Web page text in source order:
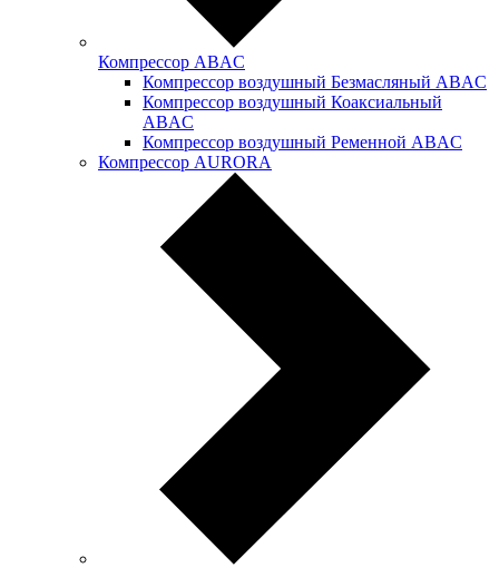
Компрессор ABAC
Компрессор воздушный Безмасляный ABAC
Компрессор воздушный Коаксиальный
ABAC
Компрессор воздушный Ременной ABAC
Компрессор AURORA